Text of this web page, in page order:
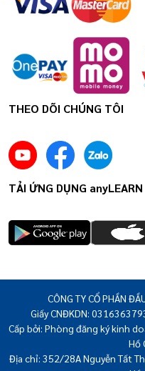
THEO DÕI CHÚNG TÔI
TẢI ỨNG DỤNG anyLEARN
CÔNG TY CỔ PHẦN
Giấy CNĐKDN:
Cấp bởi: Phòng đăng ký kinh
Hồ
Địa chỉ: 352/28A Nguyễn Tất